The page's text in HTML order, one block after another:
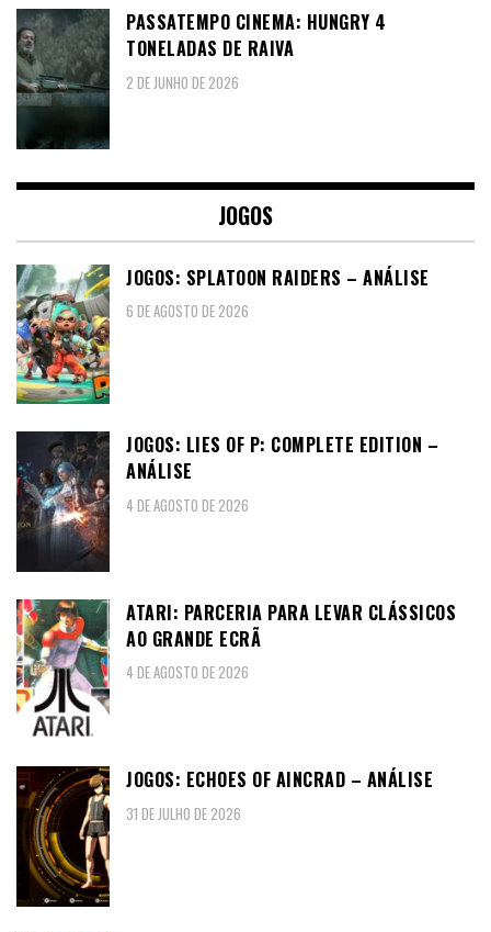
PASSATEMPO CINEMA: HUNGRY 4
TONELADAS DE RAIVA
2 DE JUNHO DE 2026
JOGOS
JOGOS: SPLATOON RAIDERS – ANÁLISE
6 DE AGOSTO DE 2026
JOGOS: LIES OF P: COMPLETE EDITION –
ANÁLISE
4 DE AGOSTO DE 2026
ATARI: PARCERIA PARA LEVAR CLÁSSICOS
AO GRANDE ECRÃ
4 DE AGOSTO DE 2026
JOGOS: ECHOES OF AINCRAD – ANÁLISE
31 DE JULHO DE 2026